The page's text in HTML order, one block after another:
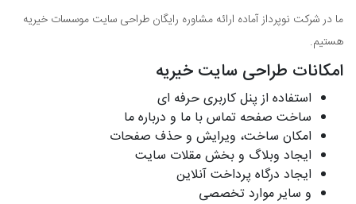
ما در شرکت نوپرداز آماده ارائه مشاوره رایگان طراحی سایت موسسات خیریه
هستیم.
امکانات طراحی سایت خیریه
استفاده از پنل کاربری حرفه ای
ساخت صفحه تماس با ما و درباره ما
امکان ساخت، ویرایش و حذف صفحات
ایجاد وبلاگ و بخش مقلات سایت
ایجاد درگاه پرداخت آنلاین
و سایر موارد تخصصی